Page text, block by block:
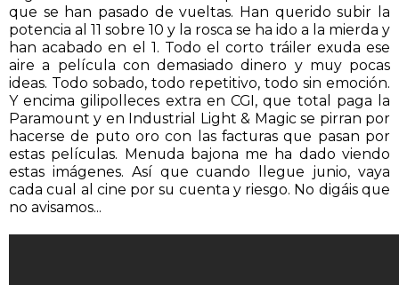
que se han pasado de vueltas. Han querido subir la
potencia al 11 sobre 10 y la rosca se ha ido a la mierda y
han acabado en el 1. Todo el corto tráiler exuda ese
aire a película con demasiado dinero y muy pocas
ideas. Todo sobado, todo repetitivo, todo sin emoción.
Y encima gilipolleces extra en CGI, que total paga la
Paramount y en Industrial Light & Magic se pirran por
hacerse de puto oro con las facturas que pasan por
estas películas. Menuda bajona me ha dado viendo
estas imágenes. Así que cuando llegue junio, vaya
cada cual al cine por su cuenta y riesgo. No digáis que
no avisamos...